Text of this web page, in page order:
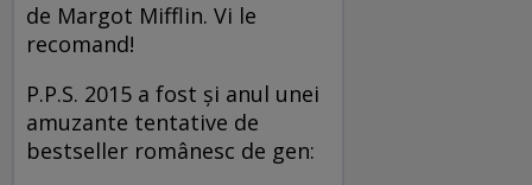
de Margot Mifflin. Vi le
recomand!
P.P.S. 2015 a fost şi anul unei
amuzante tentative de
bestseller românesc de gen: